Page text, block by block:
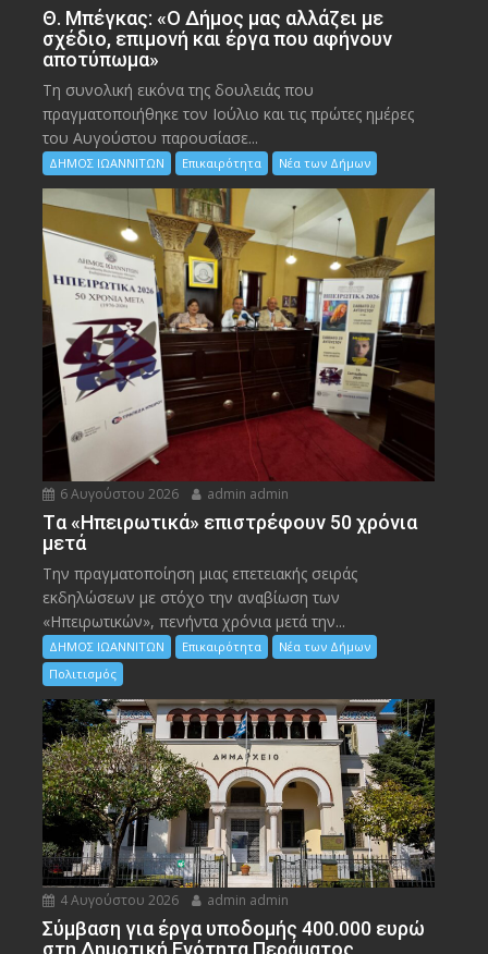
Θ. Μπέγκας: «Ο Δήμος μας αλλάζει με
σχέδιο, επιμονή και έργα που αφήνουν
αποτύπωμα»
Τη συνολική εικόνα της δουλειάς που
πραγματοποιήθηκε τον Ιούλιο και τις πρώτες ημέρες
του Αυγούστου παρουσίασε...
ΔΗΜΟΣ ΙΩΑΝΝΙΤΩΝ Επικαιρότητα Νέα των Δήμων
6 Αυγούστου 2026 admin admin
Tα «Ηπειρωτικά» επιστρέφουν 50 χρόνια
μετά
Την πραγματοποίηση μιας επετειακής σειράς
εκδηλώσεων με στόχο την αναβίωση των
«Ηπειρωτικών», πενήντα χρόνια μετά την...
ΔΗΜΟΣ ΙΩΑΝΝΙΤΩΝ Επικαιρότητα
Νέα των Δήμων
Πολιτισμός
4 Αυγούστου 2026 admin admin
Σύμβαση για έργα υποδομής 400.000 ευρώ
στη Δημοτική Ενότητα Περάματος